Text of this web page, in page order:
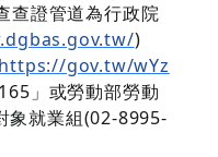
查證管道為行政院
)
https://gov.tw/wYz
」或勞動部勞動
象就業組(02-8995-